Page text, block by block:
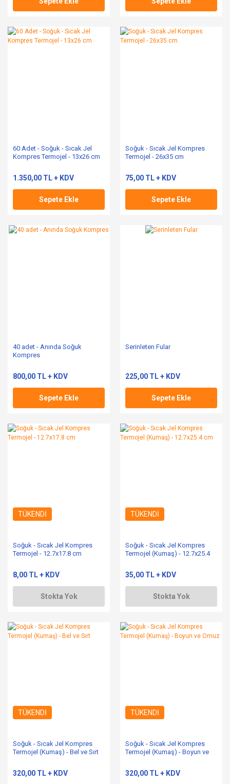
60 Adet - Soğuk - Sıcak Jel
Kompres Termojel - 13x26 cm
1.350,00 TL + KDV
Sepete Ekle
Soğuk - Sıcak Jel Kompres
Termojel - 26x35 cm
75,00 TL + KDV
Sepete Ekle
40 adet - Anında Soğuk
Kompres
800,00 TL + KDV
Sepete Ekle
Serinleten Fular
225,00 TL + KDV
Sepete Ekle
TÜKENDİ
Soğuk - Sıcak Jel Kompres
Termojel - 12.7x17.8 cm
8,00 TL + KDV
Stokta Yok
TÜKENDİ
Soğuk - Sıcak Jel Kompres
Termojel (Kumaş) - 12.7x25.4
35,00 TL + KDV
Stokta Yok
TÜKENDİ
Soğuk - Sıcak Jel Kompres
Termojel (Kumaş) - Bel ve Sırt
320,00 TL + KDV
TÜKENDİ
Soğuk - Sıcak Jel Kompres
Termojel (Kumaş) - Boyun ve
320,00 TL + KDV